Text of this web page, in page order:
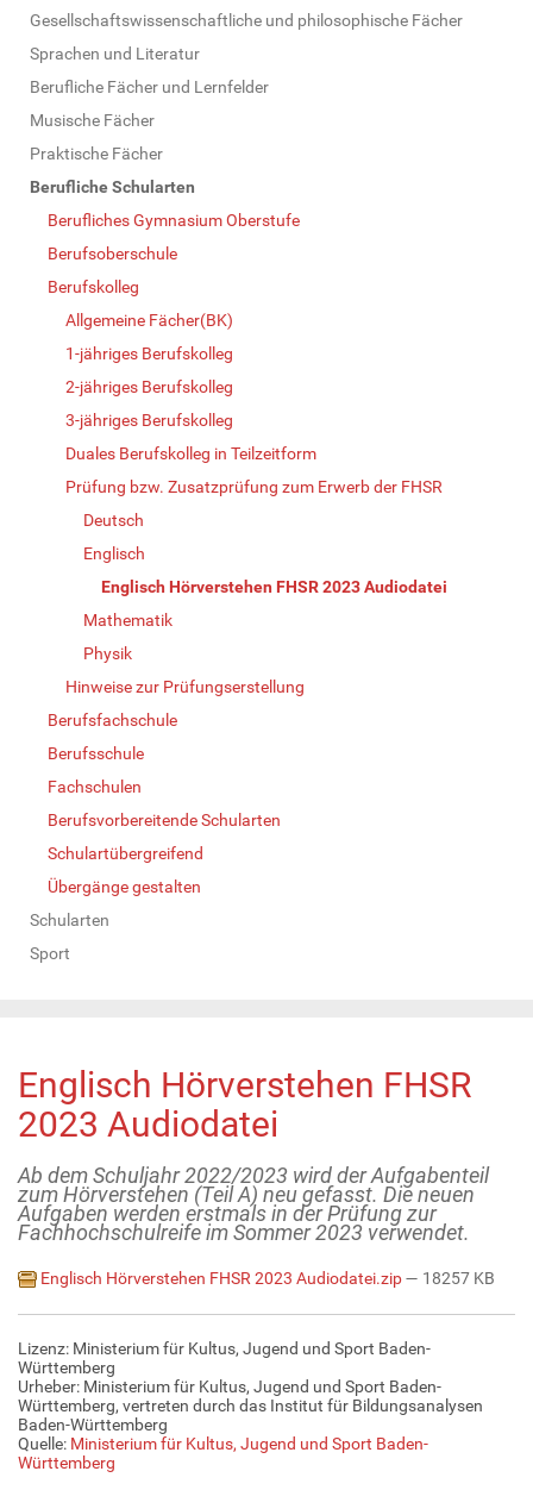
Gesellschaftswissenschaftliche und philosophische Fächer
Sprachen und Literatur
Berufliche Fächer und Lernfelder
Musische Fächer
Praktische Fächer
Berufliche Schularten
Berufliches Gymnasium Oberstufe
Berufsoberschule
Berufskolleg
Allgemeine Fächer(BK)
1-jähriges Berufskolleg
2-jähriges Berufskolleg
3-jähriges Berufskolleg
Duales Berufskolleg in Teilzeitform
Prüfung bzw. Zusatzprüfung zum Erwerb der FHSR
Deutsch
Englisch
Englisch Hörverstehen FHSR 2023 Audiodatei
Mathematik
Physik
Hinweise zur Prüfungserstellung
Berufsfachschule
Berufsschule
Fachschulen
Berufsvorbereitende Schularten
Schulartübergreifend
Übergänge gestalten
Schularten
Sport
Englisch Hörverstehen FHSR
2023 Audiodatei
Ab dem Schuljahr 2022/2023 wird der Aufgabenteil
zum Hörverstehen (Teil A) neu gefasst. Die neuen
Aufgaben werden erstmals in der Prüfung zur
Fachhochschulreife im Sommer 2023 verwendet.
Englisch Hörverstehen FHSR 2023 Audiodatei.zip— 18257 KB
Lizenz: Ministerium für Kultus, Jugend und Sport Baden-
Württemberg
Urheber: Ministerium für Kultus, Jugend und Sport Baden-
Württemberg, vertreten durch das Institut für Bildungsanalysen
Baden-Württemberg
Quelle: Ministerium für Kultus, Jugend und Sport Baden-
Württemberg